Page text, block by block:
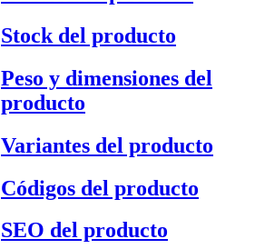
Stock del producto
Peso y dimensiones del
producto
Variantes del producto
Códigos del producto
SEO del producto